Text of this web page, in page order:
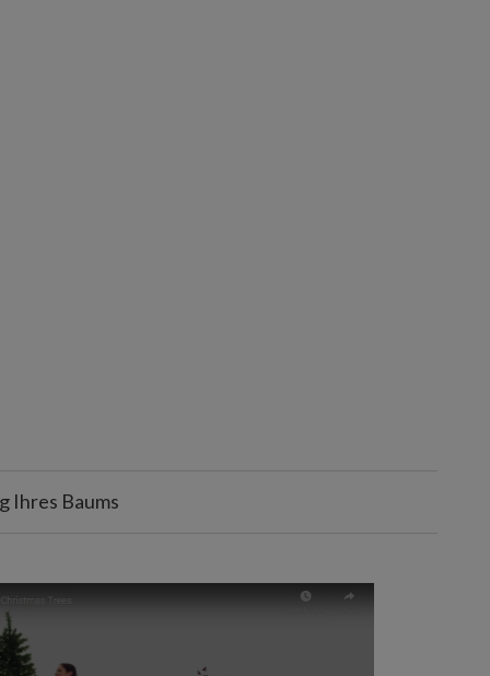
Ihres Baums